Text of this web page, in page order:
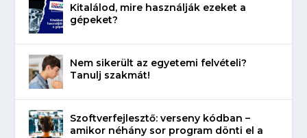
Kitalálod, mire használják ezeket a
gépeket?
Nem sikerült az egyetemi felvételi?
Tanulj szakmát!
Szoftverfejlesztő: verseny kódban –
amikor néhány sor program dönti el a